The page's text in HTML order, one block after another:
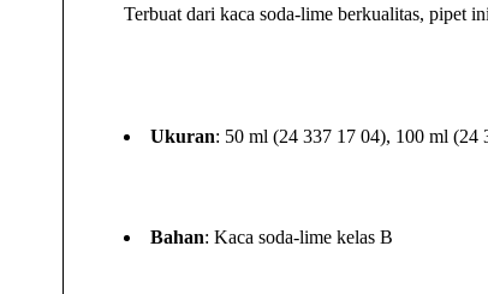
Terbuat dari kaca soda-lime berkualitas, pipet
Ukuran: 50 ml (24 337 17 04), 100 ml (24
Bahan: Kaca soda-lime kelas B